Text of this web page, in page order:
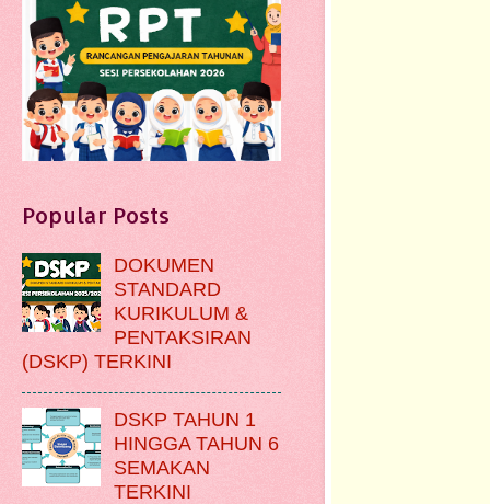
Popular Posts
DOKUMEN
STANDARD
KURIKULUM &
PENTAKSIRAN
(DSKP) TERKINI
DSKP TAHUN 1
HINGGA TAHUN 6
SEMAKAN
TERKINI